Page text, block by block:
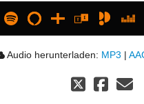
Audio herunterladen: MP3 |